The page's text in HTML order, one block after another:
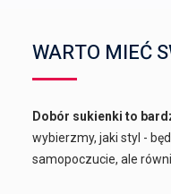
WARTO MIEĆ
Dobór sukienki to
wybierzmy, jaki styl -
samopoczucie, ale